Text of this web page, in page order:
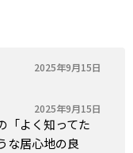
2025年9月15日
2025年9月15日
「よく知ってた
な居心地の良